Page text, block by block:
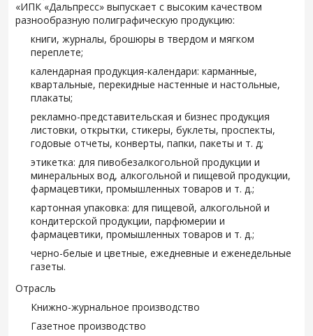
«ИПК «Дальпресс» выпускает с высоким качеством
разнообразную полиграфическую продукцию:
книги, журналы, брошюры в твердом и мягком
переплете;
календарная продукция-календари: карманные,
квартальные, перекидные настенные и настольные,
плакаты;
рекламно-представительская и бизнес продукция
листовки, открытки, стикеры, буклеты, проспекты,
годовые отчеты, конверты, папки, пакеты и т. д;
этикетка: для пивобезалкогольной продукции и
минеральных вод, алкогольной и пищевой продукции,
фармацевтики, промышленных товаров и т. д.;
картонная упаковка: для пищевой, алкогольной и
кондитерской продукции, парфюмерии и
фармацевтики, промышленных товаров и т. д.;
черно-белые и цветные, ежедневные и еженедельные
газеты.
Отрасль
Книжно-журнальное производство
Газетное производство